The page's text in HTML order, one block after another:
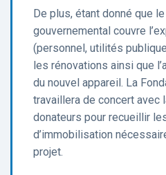
De plus, étant donné que
gouvernemental couvre
(personnel, utilités
les rénovations ainsi que
du nouvel appareil. La
travaillera de concert
donateurs pour recueillir
d’immobilisation
projet.